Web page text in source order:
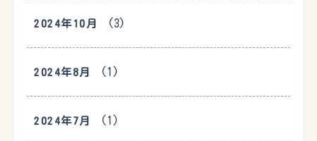
2024年10月 (3)
2024年8月 (1)
2024年7月 (1)